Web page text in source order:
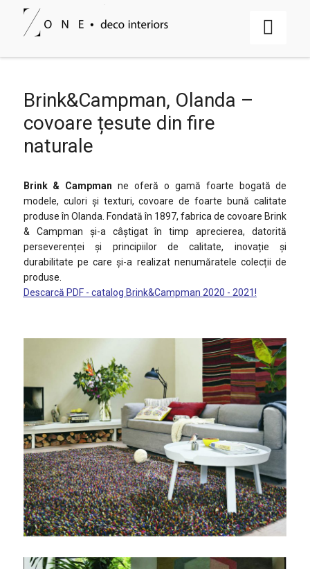
Brink&Campman, Olanda –
covoare țesute din fire
naturale
Brink & Campman ne oferă o gamă foarte bogată de
modele, culori şi texturi, covoare de foarte bună calitate
produse în Olanda. Fondată în 1897, fabrica de covoare Brink
& Campman și-a câștigat în timp aprecierea, datorită
perseverenței și principiilor de calitate, inovație și
durabilitate pe care și-a realizat nenumăratele colecții de
produse.
Descarcă PDF - catalog Brink&Campman 2020 - 2021!